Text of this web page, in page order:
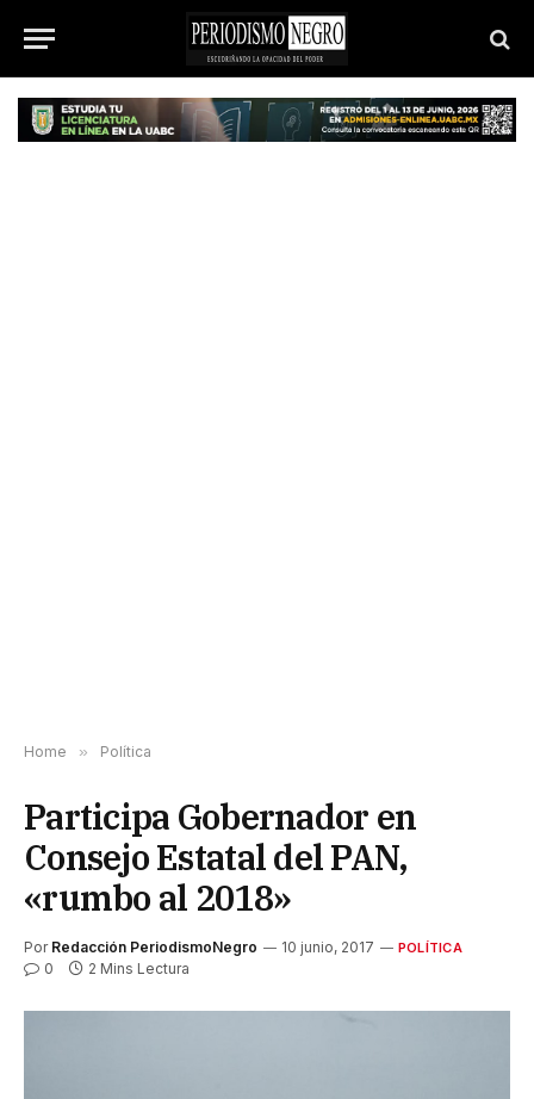
Home » Política
Participa Gobernador en
Consejo Estatal del PAN,
«rumbo al 2018»
Por Redacción PeriodismoNegro 10 junio, 2017 POLÍTICA
0 2 Mins Lectura